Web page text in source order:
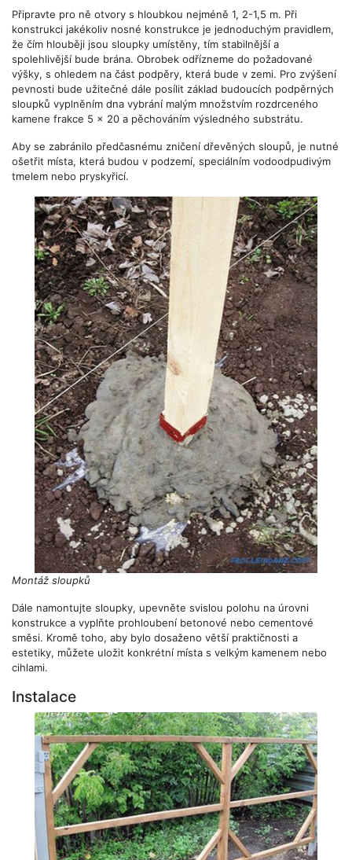
Připravte pro ně otvory s hloubkou nejméně 1, 2-1,5 m. Při
konstrukci jakékoliv nosné konstrukce je jednoduchým pravidlem,
že čím hlouběji jsou sloupky umístěny, tím stabilnější a
spolehlivější bude brána. Obrobek odřízneme do požadované
výšky, s ohledem na část podpěry, která bude v zemi. Pro zvýšení
pevnosti bude užitečné dále posílit základ budoucích podpěrných
sloupků vyplněním dna vybrání malým množstvím rozdrceného
kamene frakce 5 x 20 a pěchováním výsledného substrátu.
Aby se zabránilo předčasnému zničení dřevěných sloupů, je nutné
ošetřit místa, která budou v podzemí, speciálním vodoodpudivým
tmelem nebo pryskyřicí.
Montáž sloupků
Dále namontujte sloupky, upevněte svislou polohu na úrovni
konstrukce a vyplňte prohloubení betonové nebo cementové
směsi. Kromě toho, aby bylo dosaženo větší praktičnosti a
estetiky, můžete uložit konkrétní místa s velkým kamenem nebo
cihlami.
Instalace